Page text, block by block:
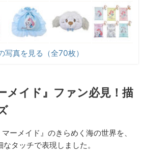
写真を見る（全70枚）
メイド』ファン必見！描
ーメイド』のきらめく海の世界を、
タッチで表現しました。